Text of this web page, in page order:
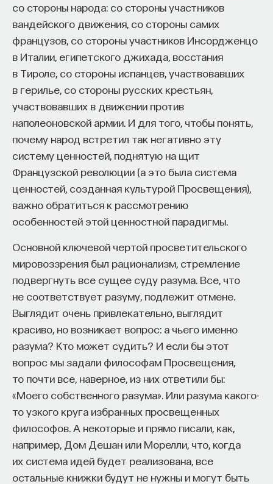
со стороны народа: со стороны участников
вандейского движения, со стороны самих
французов, со стороны участников Инсордженцо
в Италии, египетского джихада, восстания
в Тироле, со стороны испанцев, участвовавших
в герилье, со стороны русских крестьян,
участвовавших в движении против
наполеоновской армии. И для того, чтобы понять,
почему народ встретил так негативно эту
систему ценностей, поднятую на щит
Французской революции (а это была система
ценностей, созданная культурой Просвещения),
важно обратиться к рассмотрению
особенностей этой ценностной парадигмы.
Основной ключевой чертой просветительского
мировоззрения был рационализм, стремление
подвергнуть все сущее суду разума. Все, что
не соответствует разуму, подлежит отмене.
Выглядит очень привлекательно, выглядит
красиво, но возникает вопрос: а чьего именно
разума? Кто может судить? И если бы этот
вопрос мы задали философам Просвещения,
то почти все, наверное, из них ответили бы:
«Моего собственного разума». Или разума какого-
то узкого круга избранных просвещенных
философов. А некоторые и прямо писали, как,
например, Дом Дешан или Морелли, что, когда
их система идей будет реализована, все
остальные книжки будут не нужны и могут быть
при управлении психическими и физическими
процессами? Как появляются зависимость,
утомление, состояние эйфории или азарта?
Каково воздействие на работу мозга гормонов,
иммунной системы?
на курс «Химия между нейронами:
Пройдя этот курс, вы научитесь:
— Ориентироваться в общих принципах
работы нашего организма
— Разбираться в биохимических процессах
мозга
— Понимать причины нейро- и психопатологий
— Осознавать связь своего поведения
и эмоций с активностью нейромедиаторов
мозга
Автор курса:Вячеслав Дубынин— доктор
биологических наук, профессор кафедры
физиологии человека и животных биологического
факультета МГУ им. М.В. Ломоносова
3/10/2025
НАПИСАТЬ НАМ